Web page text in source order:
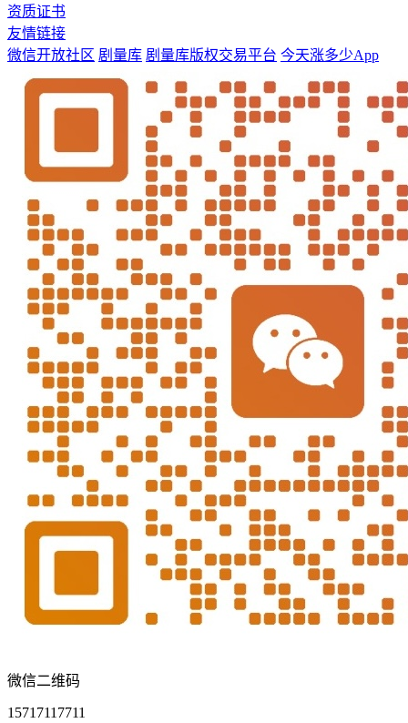
资质证书
友情链接
微信开放社区 剧量库 剧量库版权交易平台 今天涨多少App
微信二维码
15717117711